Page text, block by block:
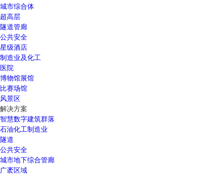
城市综合体
超高层
隧道管廊
公共安全
星级酒店
制造业及化工
医院
博物馆展馆
比赛场馆
风景区
解决方案
智慧数字建筑群落
石油化工制造业
隧道
公共安全
城市地下综合管廊
广袤区域